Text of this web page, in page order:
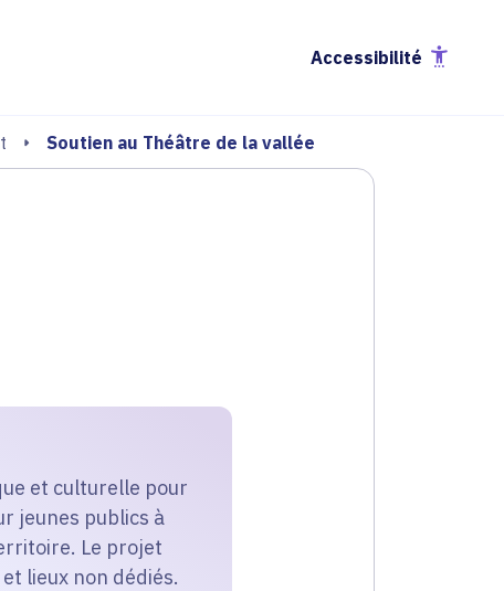
Accessibilité
Soutien au Théâtre de la vallée
et culturelle pour
jeunes publics à
Le projet
lieux non dédiés.